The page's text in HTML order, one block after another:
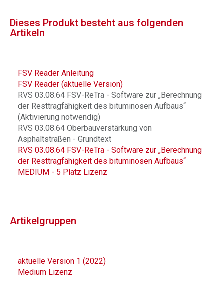
Dieses Produkt besteht aus folgenden
Artikeln
FSV Reader Anleitung
FSV Reader (aktuelle Version)
RVS 03.08.64 FSV-ReTra - Software zur „Berechnung
der Resttragfähigkeit des bituminösen Aufbaus“
(Aktivierung notwendig)
RVS 03.08.64 Oberbauverstärkung von
Asphaltstraßen - Grundtext
RVS 03.08.64 FSV-ReTra - Software zur „Berechnung
der Resttragfähigkeit des bituminösen Aufbaus“
MEDIUM - 5 Platz Lizenz
Artikelgruppen
aktuelle Version 1 (2022)
Medium Lizenz